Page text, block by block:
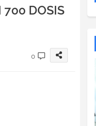
700 DOSIS
0